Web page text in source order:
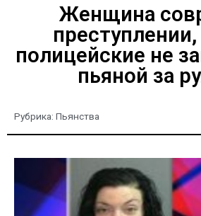
Женщина
полицейские не
пьяной за
Рубрика: Пьянства